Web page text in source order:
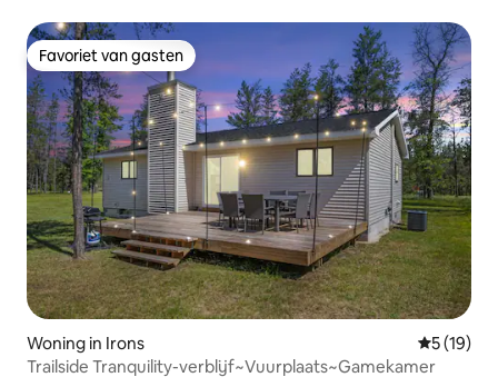
Favoriet van gasten
Favoriet van gasten
Woning in Irons
5 (19)
Trailside Tranquility-verblijf~Vuurplaats~Gamekamer